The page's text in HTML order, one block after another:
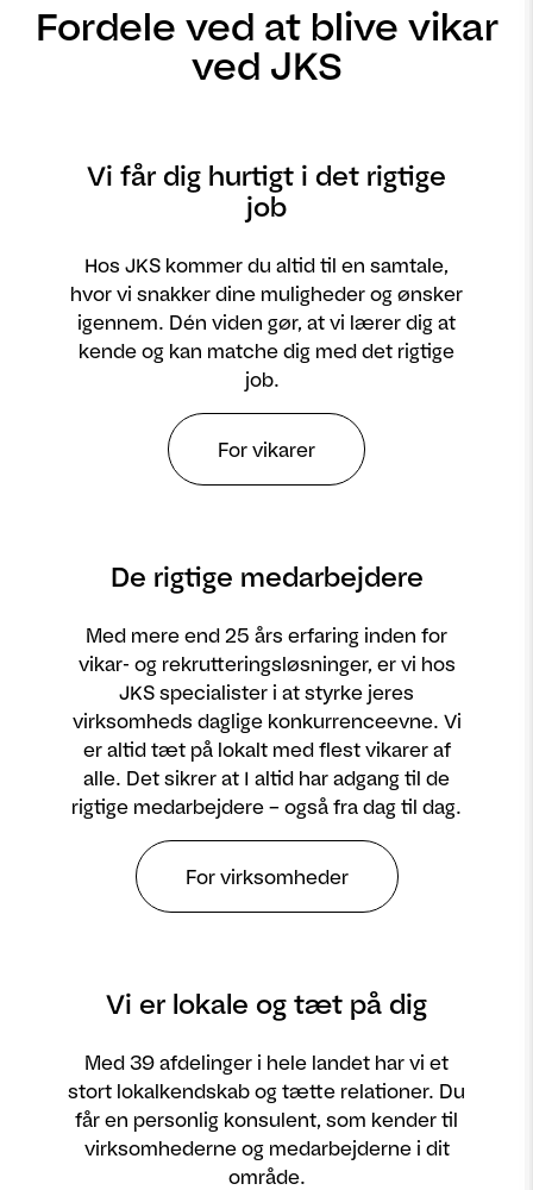
Fordele ved at blive vikar
ved JKS
Vi får dig hurtigt i det rigtige
job
Hos JKS kommer du altid til en samtale,
hvor vi snakker dine muligheder og ønsker
igennem. Dén viden gør, at vi lærer dig at
kende og kan matche dig med det rigtige
job.
For vikarer
De rigtige medarbejdere
Med mere end 25 års erfaring inden for
vikar- og rekrutteringsløsninger, er vi hos
JKS specialister i at styrke jeres
virksomheds daglige konkurrenceevne. Vi
er altid tæt på lokalt med flest vikarer af
alle. Det sikrer at I altid har adgang til de
rigtige medarbejdere – også fra dag til dag.
For virksomheder
Vi er lokale og tæt på dig
Med 39 afdelinger i hele landet har vi et
stort lokalkendskab og tætte relationer. Du
får en personlig konsulent, som kender til
virksomhederne og medarbejderne i dit
område.